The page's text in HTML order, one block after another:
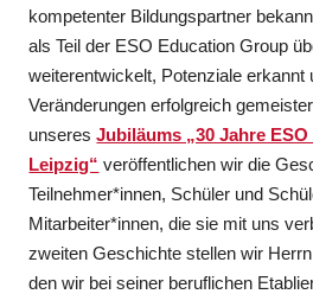
kompetenter Bildungspartner
als Teil der ESO Education Group
weiterentwickelt, Potenziale erkannt
Veränderungen erfolgreich
unseresJubiläums „30 Jahre ESO
Leipzig“ veröffentlichen wir die
Teilnehmer*innen, Schüler und
Mitarbeiter*innen, die sie mit uns
zweiten Geschichte stellen wir
den wir bei seiner beruflichen